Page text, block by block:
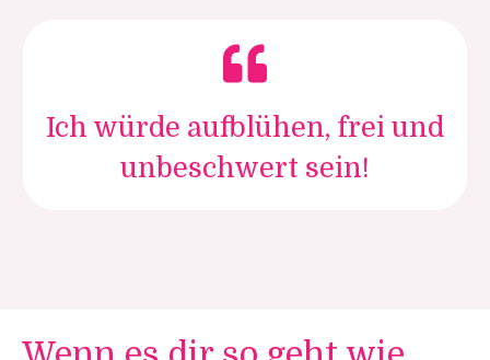
Ich würde aufblühen, frei und
unbeschwert sein!